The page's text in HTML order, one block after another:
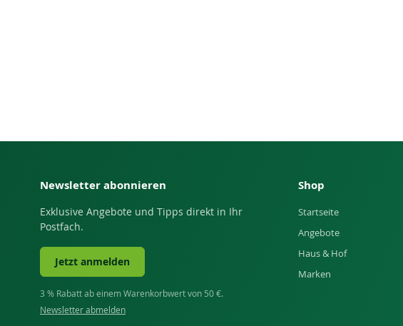
Newsletter abonnieren
Exklusive Angebote und Tipps direkt in Ihr
Postfach.
Jetzt anmelden
3 % Rabatt ab einem Warenkorbwert von 50 €.
Newsletter abmelden
Shop
Startseite
Angebote
Haus & Hof
Marken